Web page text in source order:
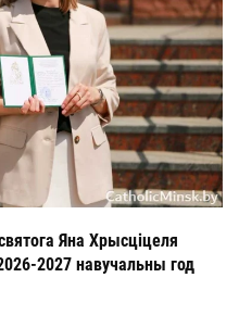
Яна Хрысціцеля
2027 навучальны год